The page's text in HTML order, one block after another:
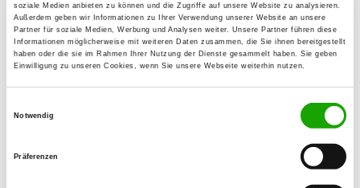
soziale Medien anbieten zu können und die Zugriffe auf unsere Website zu analysieren.
Außerdem geben wir Informationen zu Ihrer Verwendung unserer Website an unsere
Partner für soziale Medien, Werbung und Analysen weiter. Unsere Partner führen diese
Informationen möglicherweise mit weiteren Daten zusammen, die Sie ihnen bereitgestellt
haben oder die sie im Rahmen Ihrer Nutzung der Dienste gesammelt haben. Sie geben
Einwilligung zu unseren Cookies, wenn Sie unsere Webseite weiterhin nutzen.
Notwendig
Präferenzen
OG - Naumburg e.V.
Details
Am Kreuzstein
06618 Naumburg/Eulau
OG - Apolda Jahnhöhe